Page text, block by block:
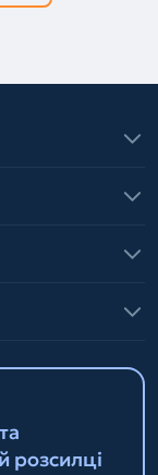
розсилці